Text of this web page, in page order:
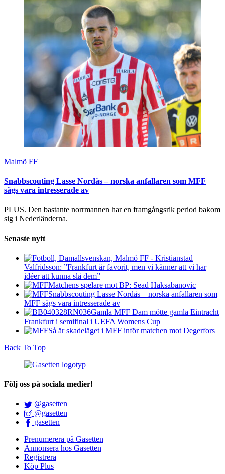
Malmö FF
Snabbscouting Lasse Nordås – norska anfallaren som MFF
sägs vara intresserade av
PLUS. Den bastante norrmannen har en framgångsrik period bakom
sig i Nederländerna.
Senaste nytt
Valfridsson: ”Frankfurt är favorit, men vi känner att vi har
idéer att kunna slå dem”
Matchens spelare mot BP: Sead Haksabanovic
Snabbscouting Lasse Nordås – norska anfallaren som
MFF sägs vara intresserade av
Gamla MFF Dam mötte gamla Eintracht
Frankfurt i semifinal i UEFA Womens Cup
Så är skadeläget i MFF inför matchen mot Degerfors
Back To Top
Följ oss på sociala medier!
@gasetten
@gasetten
gasetten
Prenumerera på Gasetten
Annonsera hos Gasetten
Registrera
Köp Plus